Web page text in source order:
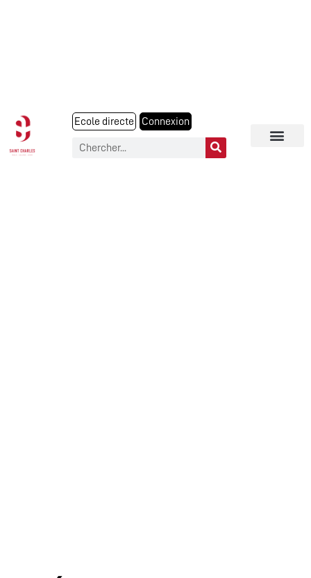
Ecole directe Connexion